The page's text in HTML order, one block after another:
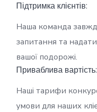
Підтримка клієнтів:
Наша команда
запитання та
вашої подорожі.
Приваблива вартість:
Наші тарифи
умови для наших